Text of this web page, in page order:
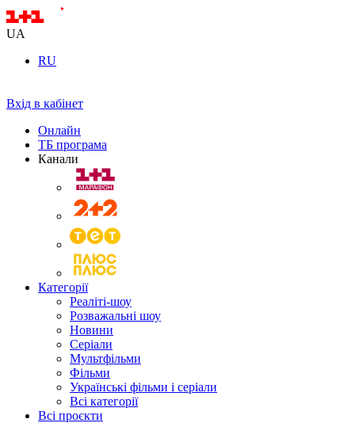
UA
RU
Вхід в кабінет
Онлайн
ТБ програма
Канали
Категорії
Реаліті-шоу
Розважальні шоу
Новини
Серіали
Мультфільми
Фільми
Українські фільми і серіали
Всі категорії
Всі проєкти